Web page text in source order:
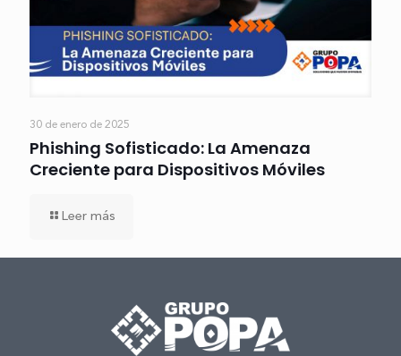
30 de enero de 2025
Phishing Sofisticado: La Amenaza
Creciente para Dispositivos Móviles
Leer más